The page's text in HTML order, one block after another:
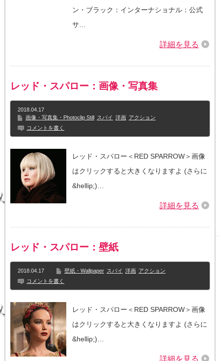
ン・ブラック：インターナショナル：公式
サ…
詳細を見る
レッド・スパロー：画像・写真集
2018.04.17
画像・写真集・Photoclip Still
スパイ 洋画 アクション
コメントを書く
レッド・スパロー＜RED SPARROW＞画像
はクリックすると大きくなりますよ (さらに
&hellip;)…
詳細を見る
レッド・スパロー：壁紙
2018.04.17 壁紙・Wallpaper スパイ 洋画 アクション
コメントを書く
レッド・スパロー＜RED SPARROW＞画像
はクリックすると大きくなりますよ (さらに
&hellip;)…
詳細を見る